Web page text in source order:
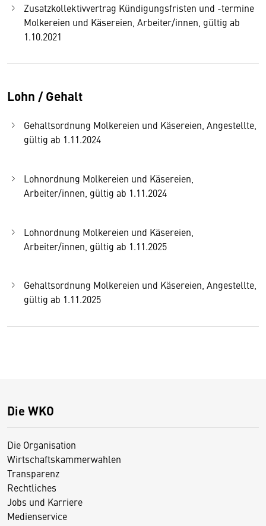
Zusatzkollektivvertrag Kündigungsfristen und -termine
Molkereien und Käsereien, Arbeiter/innen, gültig ab
1.10.2021
Lohn / Gehalt
Gehaltsordnung Molkereien und Käsereien, Angestellte,
gültig ab 1.11.2024
Lohnordnung Molkereien und Käsereien,
Arbeiter/innen, gültig ab 1.11.2024
Lohnordnung Molkereien und Käsereien,
Arbeiter/innen, gültig ab 1.11.2025
Gehaltsordnung Molkereien und Käsereien, Angestellte,
gültig ab 1.11.2025
Die WKO
Die Organisation
Wirtschaftskammerwahlen
Transparenz
Rechtliches
Jobs und Karriere
Medienservice